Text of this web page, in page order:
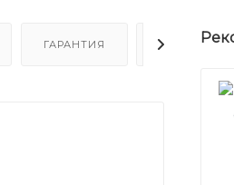
ГАРАНТИЯ ОТЗЫВЫ